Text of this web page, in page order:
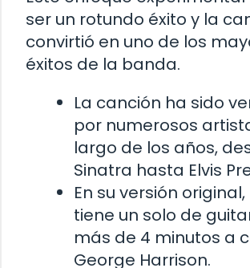
ser un rotundo éxito y la
convirtió en uno de los
éxitos de la banda.
La canción ha sido
por numerosos
largo de los años,
Sinatra hasta Elvis
En su versión
tiene un solo de
más de 4 minutos a
George Harrison.